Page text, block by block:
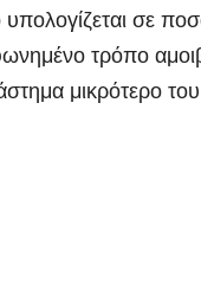
σε
τρόπο
μικρότερο